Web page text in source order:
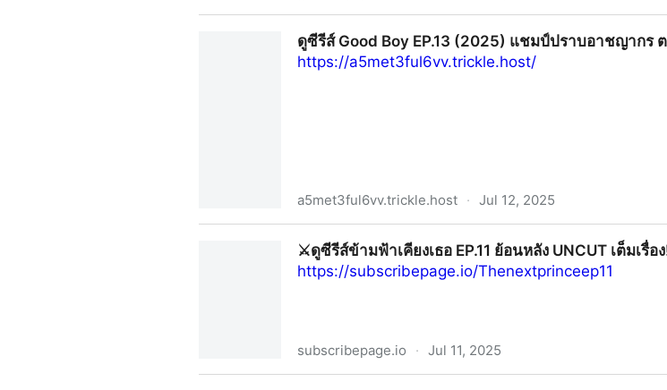
ดูซีรีส์ Good Boy EP.13 (2025) แชมป์ปราบอาชญากร
https://a5met3ful6vv.trickle.host/
a5met3ful6vv.trickle.host · Jul 12, 2025
⚔️ดูซีรีส์ข้ามฟ้าเคียงเธอ EP.11 ย้อนหลัง UNCUT เต็มเรื่อ
https://subscribepage.io/Thenextprinceep11
subscribepage.io · Jul 11, 2025